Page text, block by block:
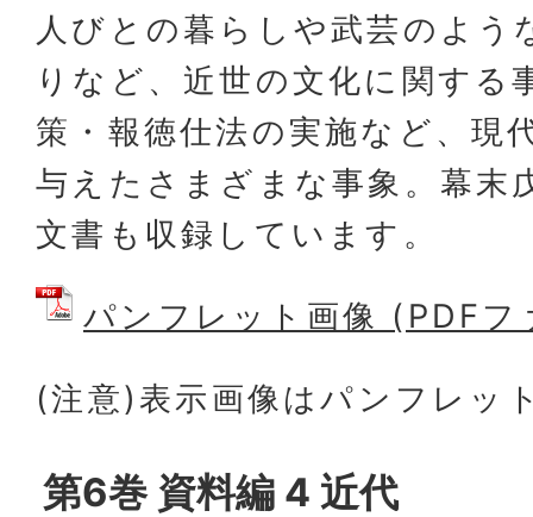
人びとの暮らしや武芸のよう
りなど、近世の文化に関する
策・報徳仕法の実施など、現
与えたさまざまな事象。幕末
文書も収録しています。
パンフレット画像 (PDF
(注意)表示画像はパンフレッ
第6巻 資料編 4 近代